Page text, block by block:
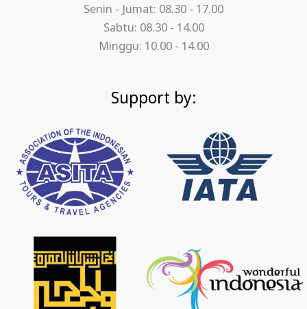
Senin - Jumat: 08.30 - 17.00
Sabtu: 08.30 - 14.00
Minggu: 10.00 - 14.00
Support by: